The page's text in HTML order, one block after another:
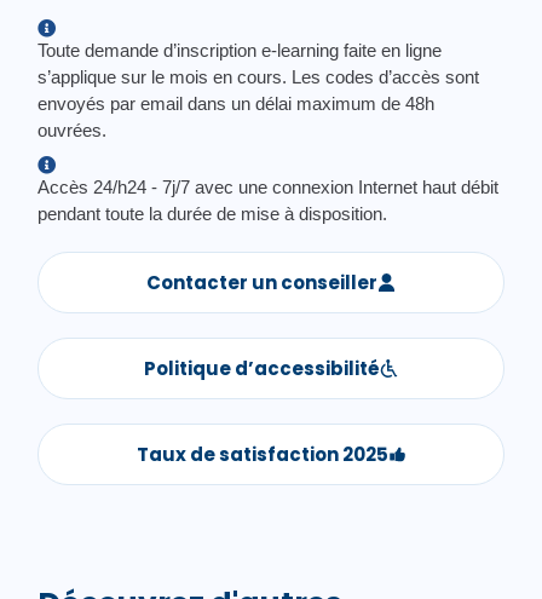
Toute demande d’inscription e-learning faite en ligne
s’applique sur le mois en cours. Les codes d’accès sont
envoyés par email dans un délai maximum de 48h
ouvrées.
Accès 24/h24 - 7j/7 avec une connexion Internet haut débit
pendant toute la durée de mise à disposition.
Contacter un conseiller
Politique d’accessibilité
Taux de satisfaction 2025